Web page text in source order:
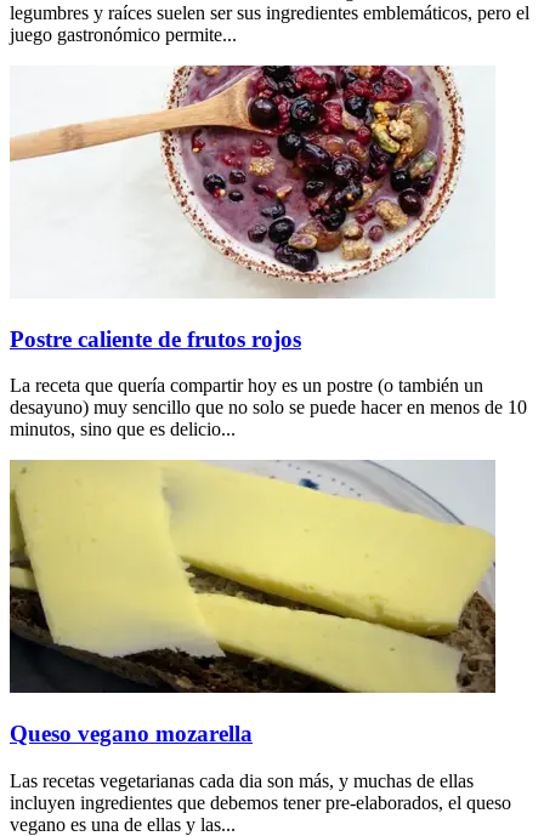
legumbres y raíces suelen ser sus ingredientes emblemáticos, pero el
juego gastronómico permite...
Postre caliente de frutos rojos
La receta que quería compartir hoy es un postre (o también un
desayuno) muy sencillo que no solo se puede hacer en menos de 10
minutos, sino que es delicio...
Queso vegano mozarella
Las recetas vegetarianas cada dia son más, y muchas de ellas
incluyen ingredientes que debemos tener pre-elaborados, el queso
vegano es una de ellas y las...